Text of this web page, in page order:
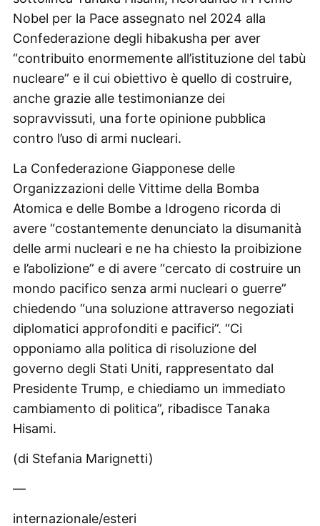
Nobel per la Pace assegnato nel 2024 alla
Confederazione degli hibakusha per aver
“contribuito enormemente all’istituzione del tabù
nucleare” e il cui obiettivo è quello di costruire,
anche grazie alle testimonianze dei
sopravvissuti, una forte opinione pubblica
contro l’uso di armi nucleari.
La Confederazione Giapponese delle
Organizzazioni delle Vittime della Bomba
Atomica e delle Bombe a Idrogeno ricorda di
avere “costantemente denunciato la disumanità
delle armi nucleari e ne ha chiesto la proibizione
e l’abolizione” e di avere “cercato di costruire un
mondo pacifico senza armi nucleari o guerre”
chiedendo “una soluzione attraverso negoziati
diplomatici approfonditi e pacifici”. “Ci
opponiamo alla politica di risoluzione del
governo degli Stati Uniti, rappresentato dal
Presidente Trump, e chiediamo un immediato
cambiamento di politica”, ribadisce Tanaka
Hisami.
(di Stefania Marignetti)
—
internazionale/esteri